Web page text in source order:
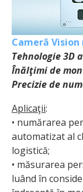
Cameră Vision
Tehnologie
Înălţimi de
Precizie de
Aplicaţii:
• numărarea
automatizat al
logistică;
• măsurarea
luând în